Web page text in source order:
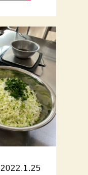
2022.1.25